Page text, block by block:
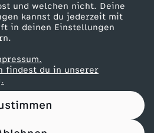
und welchen nicht. Deine
kannst du jederzeit mit
in deinen Einstellungen
findest du in unserer